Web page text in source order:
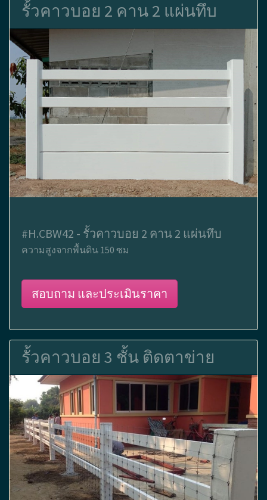
รั้วคาวบอย 2 คาน 2 แผ่นทึบ
#H.CBW42 - รั้วคาวบอย 2 คาน 2 แผ่นทึบ
ความสูงจากพื้นดิน 150 ซม
สอบถาม และประเมินราคา
รั้วคาวบอย 3 ชั้น ติดตาข่าย